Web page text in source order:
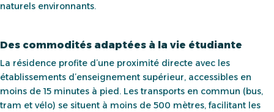
naturels environnants.
Des commodités adaptées à la vie étudiante
La résidence profite d’une proximité directe avec les
établissements d’enseignement supérieur, accessibles en
moins de 15 minutes à pied. Les transports en commun (bus,
tram et vélo) se situent à moins de 500 mètres, facilitant les